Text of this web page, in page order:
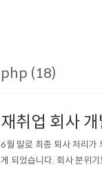
php (18)
재취업 회사
6월 말로 최종 퇴사 처리가
게 되었습니다. 회사 분위